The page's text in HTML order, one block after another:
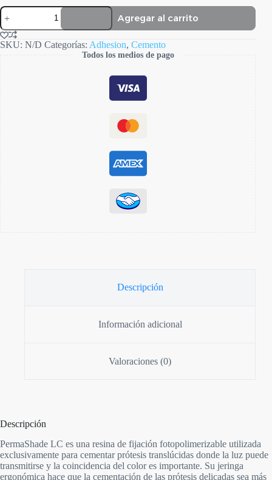
PermaShade
LC
cantidad
Agregar al carrito
SKU: N/D Categorías: Adhesion, Cemento
Todos los medios de pago
Descripción
Información adicional
Valoraciones (0)
Descripción
PermaShade LC es una resina de fijación fotopolimerizable utilizada
exclusivamente para cementar prótesis translúcidas donde la luz puede
transmitirse y la coincidencia del color es importante. Su jeringa
ergonómica hace que la cementación de las prótesis delicadas sea más